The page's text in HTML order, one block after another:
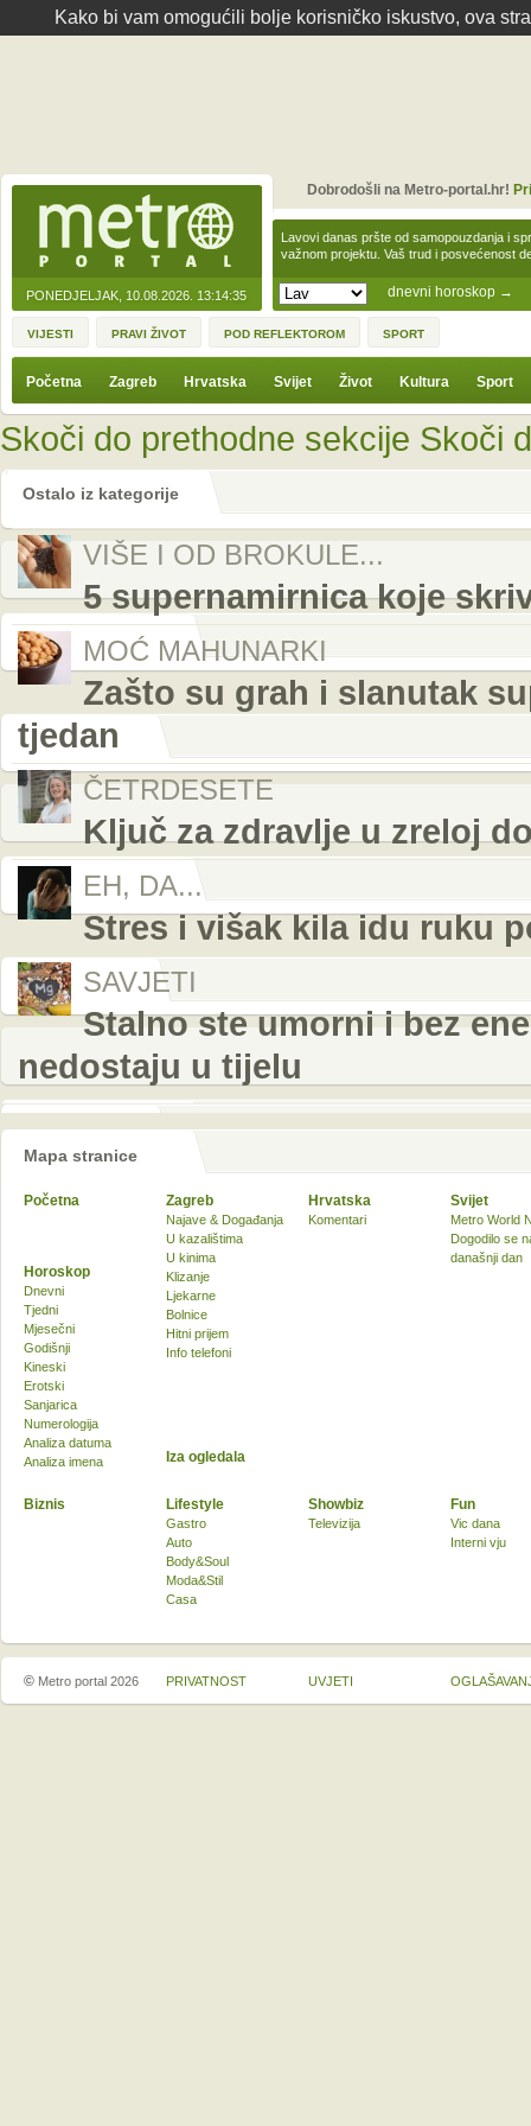
Kako bi vam omogućili bolje korisničko iskustvo, ova
PONEDJELJAK, 10.08.2026. 13:14:35 dnevni horoskop →
Lavovi danas pršte od samopouzdanja i
važnom projektu. Vaš trud i posvećenost
Dobrodošli na Metro-portal.hr!
VIJESTI PRAVI ŽIVOT POD REFLEKTOROM SPORT
Početna Zagreb Hrvatska Svijet Život Kultura Sport
Skoči do prethodne sekcije Skoči
Ostalo iz kategorije
VIŠE I OD BROKULE...
5 supernamirnica koje
MOĆ MAHUNARKI
Zašto su grah i slanutak
tjedan
ČETRDESETE
Ključ za zdravlje u zreloj
EH, DA...
Stres i višak kila idu ruku
SAVJETI
Stalno ste umorni i bez
nedostaju u tijelu
Mapa stranice
Početna Zagreb
Najave & Događanja
U kazalištima
U kinima
Klizanje
Ljekarne
Bolnice
Hitni prijem
Info telefoni
Hrvatska
Komentari
Svijet
Metro World
Dogodilo se
današnji dan
Biznis Lifestyle
Gastro
Auto
Body&Soul
Moda&Stil
Casa
Showbiz
Televizija
Fun
Vic dana
Interni vju
Horoskop
Dnevni
Tjedni
Mjesečni
Godišnji
Kineski
Erotski
Sanjarica
Numerologija
Analiza datuma
Analiza imena
Iza ogledala
© Metro portal 2026 PRIVATNOST UVJETI